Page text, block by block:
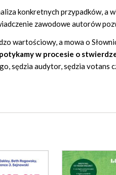
konkretnych przypadków, a
zawodowe autorów
wartościowy, a mowa o
w procesie o
sędzia audytor, sędzia